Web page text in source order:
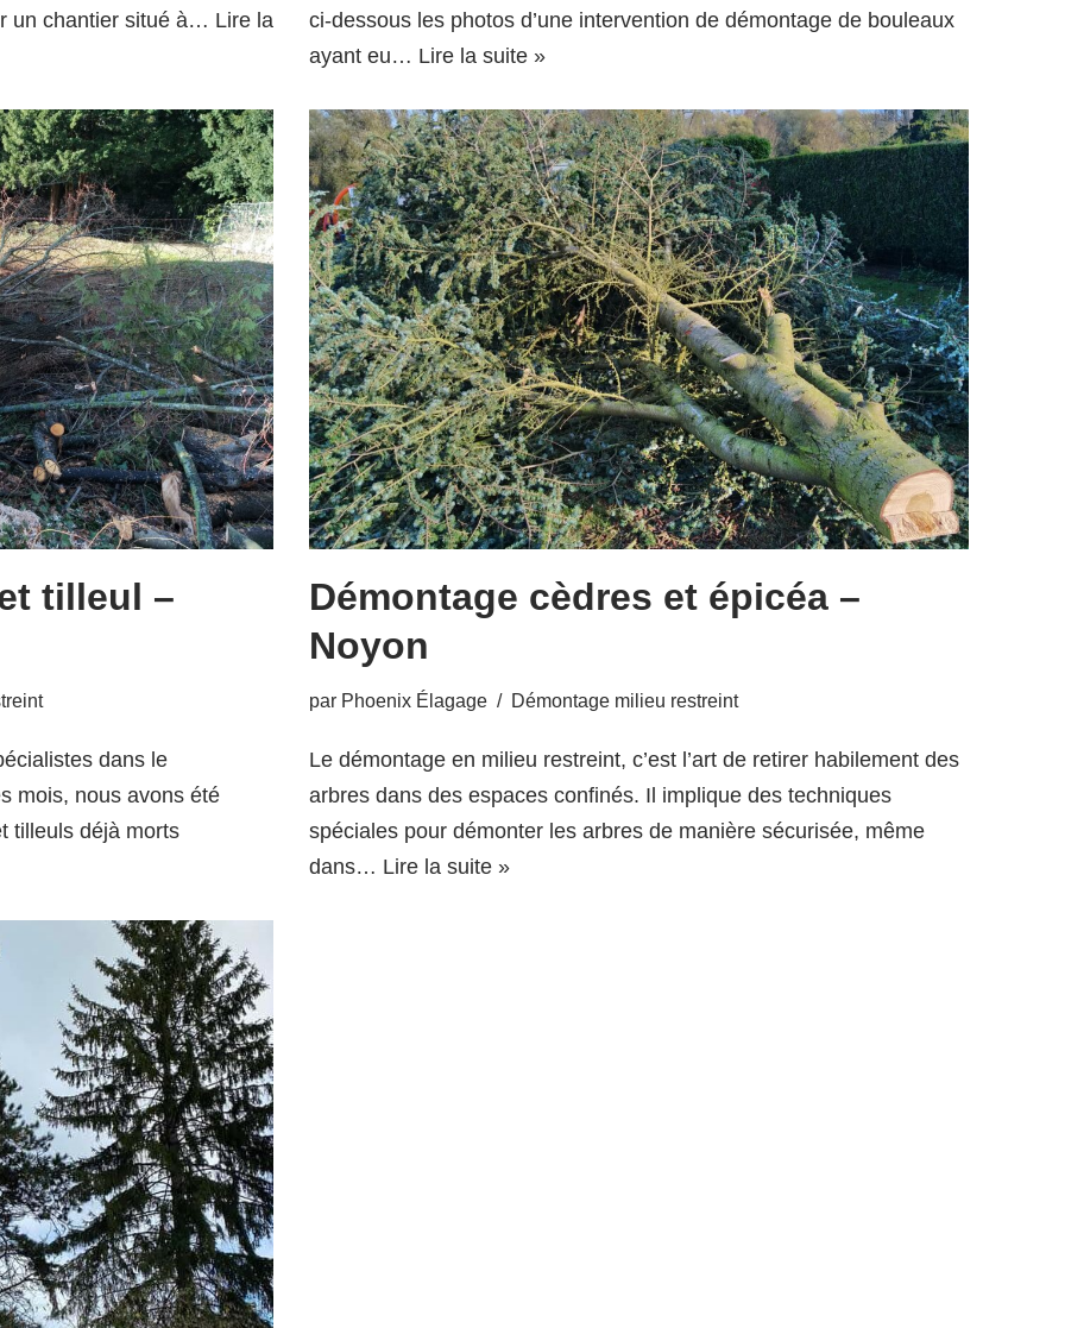
un chantier situé à… Lire la
ci-dessous les photos d’une intervention de démontage de bouleaux
ayant eu… Lire la suite »
tilleul –
dans le
mois, nous avons été
tilleuls déjà morts
Démontage cèdres et épicéa –
Noyon
par Phoenix Élagage Démontage milieu restreint
Le démontage en milieu restreint, c’est l’art de retirer habilement des
arbres dans des espaces confinés. Il implique des techniques
spéciales pour démonter les arbres de manière sécurisée, même
dans… Lire la suite »